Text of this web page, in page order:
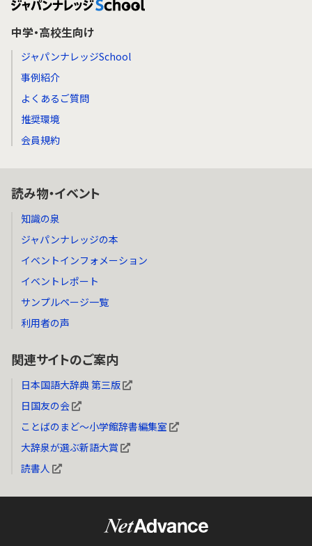
中学・高校生向け
ジャパンナレッジSchool
事例紹介
よくあるご質問
推奨環境
会員規約
読み物・イベント
知識の泉
ジャパンナレッジの本
イベントインフォメーション
イベントレポート
サンプルページ一覧
利用者の声
関連サイトのご案内
日本国語大辞典 第三版
日国友の会
ことばのまど～小学館辞書編集室
大辞泉が選ぶ新語大賞
読書人